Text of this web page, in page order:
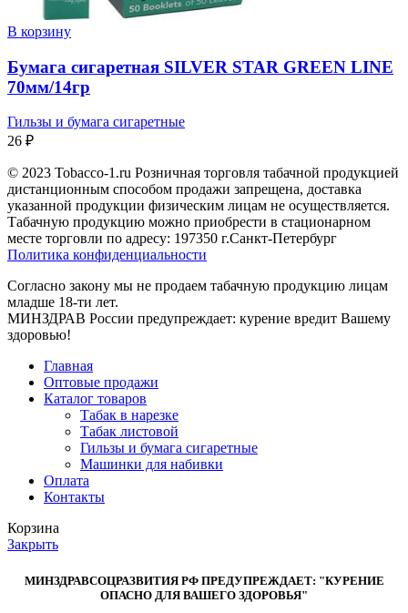
В корзину
Бумага сигаретная SILVER STAR GREEN LINE
70мм/14гр
Гильзы и бумага сигаретные
26 ₽
© 2023 Tobacco-1.ru Розничная торговля табачной продукцией
дистанционным способом продажи запрещена, доставка
указанной продукции физическим лицам не осуществляется.
Табачную продукцию можно приобрести в стационарном
месте торговли по адресу: 197350 г.Санкт-Петербург
Политика конфиденциальности
Согласно закону мы не продаем табачную продукцию лицам
младше 18-ти лет.
МИНЗДРАВ России предупреждает: курение вредит Вашему
здоровью!
Главная
Оптовые продажи
Каталог товаров
Табак в нарезке
Табак листовой
Гильзы и бумага сигаретные
Машинки для набивки
Оплата
Контакты
Корзина
Закрыть
МИНЗДРАВСОЦРАЗВИТИЯ РФ ПРЕДУПРЕЖДАЕТ: "КУРЕНИЕ
ОПАСНО ДЛЯ ВАШЕГО ЗДОРОВЬЯ"